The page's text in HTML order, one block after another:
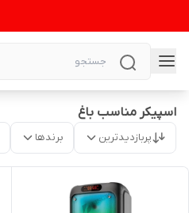
اسپیکر مناسب باغ
پربازدیدترین برندها